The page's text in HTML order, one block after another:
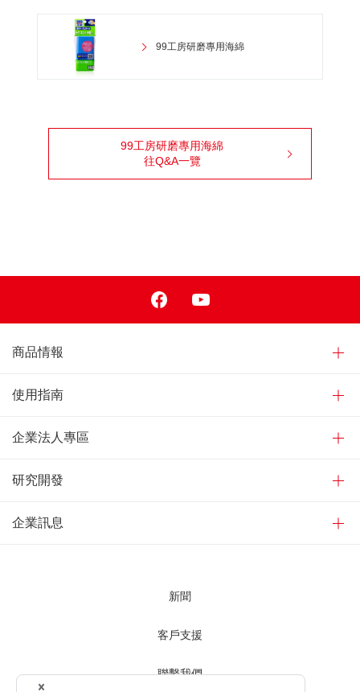
99工房研磨專用海綿
99工房研磨專用海綿
往Q&A一覽
商品情報
使用指南
企業法人專區
研究開發
企業訊息
新聞
客戶支援
聯繫我們